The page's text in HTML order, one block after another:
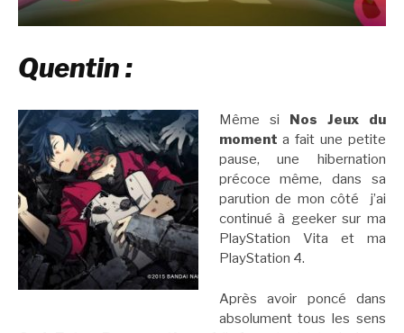
Quentin :
Même si
Nos Jeux du
moment a fait une petite
pause, une hibernation
précoce même, dans sa
parution de mon côté j’ai
continué à geeker sur ma
PlayStation Vita et ma
PlayStation 4.
Après avoir poncé dans
absolument tous les sens